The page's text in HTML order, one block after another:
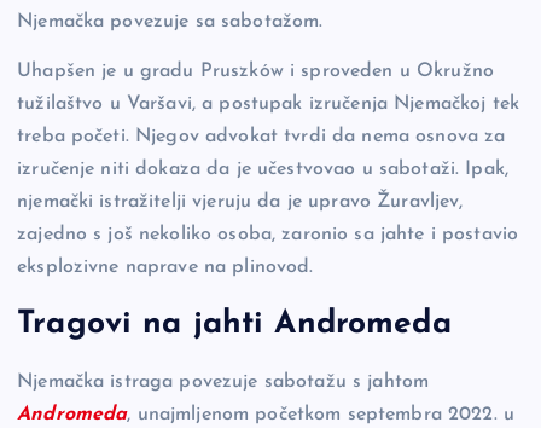
Njemačka povezuje sa sabotažom.
Uhapšen je u gradu Pruszków i sproveden u Okružno
tužilaštvo u Varšavi, a postupak izručenja Njemačkoj tek
treba početi. Njegov advokat tvrdi da nema osnova za
izručenje niti dokaza da je učestvovao u sabotaži. Ipak,
njemački istražitelji vjeruju da je upravo Žuravljev,
zajedno s još nekoliko osoba, zaronio sa jahte i postavio
eksplozivne naprave na plinovod.
Tragovi na jahti Andromeda
Njemačka istraga povezuje sabotažu s jahtom
Andromeda, unajmljenom početkom septembra 2022. u